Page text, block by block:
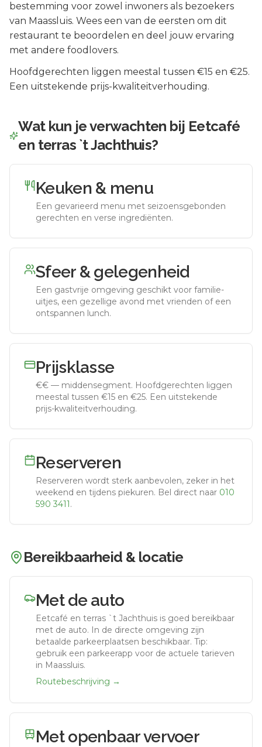
bestemming voor zowel inwoners als bezoekers
van Maassluis. Wees een van de eersten om dit
restaurant te beoordelen en deel jouw ervaring
met andere foodlovers.
Hoofdgerechten liggen meestal tussen €15 en €25.
Een uitstekende prijs-kwaliteitverhouding.
Wat kun je verwachten bij Eetcafé
en terras `t Jachthuis?
Keuken & menu
Een gevarieerd menu met seizoensgebonden
gerechten en verse ingrediënten.
Sfeer & gelegenheid
Een gastvrije omgeving geschikt voor familie-
uitjes, een gezellige avond met vrienden of een
ontspannen lunch.
Prijsklasse
€€ — middensegment. Hoofdgerechten liggen
meestal tussen €15 en €25. Een uitstekende
prijs-kwaliteitverhouding.
Reserveren
Reserveren wordt sterk aanbevolen, zeker in het
weekend en tijdens piekuren. Bel direct naar 010
590 3411.
Bereikbaarheid & locatie
Met de auto
Eetcafé en terras `t Jachthuis is goed bereikbaar
met de auto. In de directe omgeving zijn
betaalde parkeerplaatsen beschikbaar. Tip:
gebruik een parkeerapp voor de actuele tarieven
in Maassluis.
Routebeschrijving →
Met openbaar vervoer